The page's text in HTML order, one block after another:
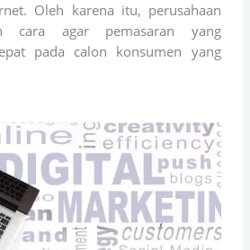
Oleh karena itu, perusahaan
cara agar pemasaran yang
pada calon konsumen yang